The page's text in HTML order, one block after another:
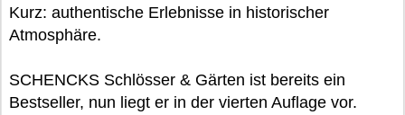
Kurz: authentische Erlebnisse in historischer
Atmosphäre.
SCHENCKS Schlösser & Gärten ist bereits ein
Bestseller, nun liegt er in der vierten Auflage vor.